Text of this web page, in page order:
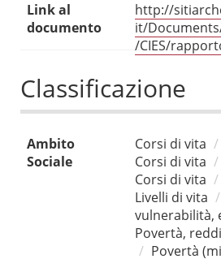
Link al
documento
http://
it/
/CIES/
Classificazione
Ambito
Sociale
Corsi di vita
Corsi di vita
Corsi di vita
Livelli di vita
vulnerabilità,
Povertà,
Povertà